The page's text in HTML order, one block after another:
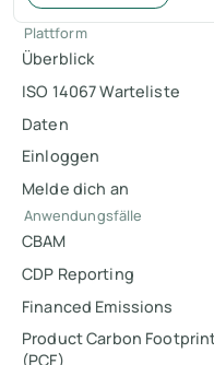
Plattform
Überblick
ISO 14067 Warteliste
Daten
Einloggen
Melde dich an
Anwendungsfälle
CBAM
CDP Reporting
Financed Emissions
Product Carbon
(PCF)